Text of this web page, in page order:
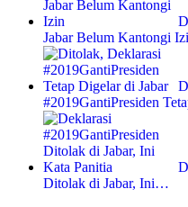
Jabar Belum Kantongi
#2019GantiPresiden
Ditolak di Jabar, Ini…